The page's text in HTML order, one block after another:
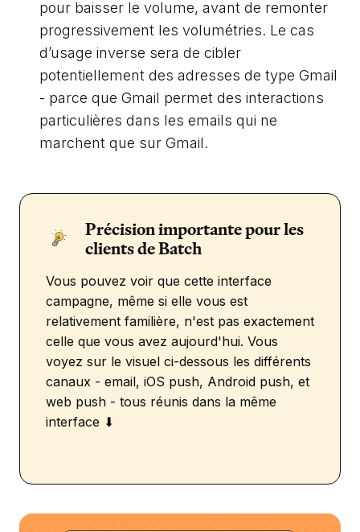
pour baisser le volume, avant de remonter
progressivement les volumétries. Le cas
d’usage inverse sera de cibler
potentiellement des adresses de type Gmail
- parce que Gmail permet des interactions
particulières dans les emails qui ne
marchent que sur Gmail.
Précision importante pour les
clients de Batch
Vous pouvez voir que cette interface
campagne, même si elle vous est
relativement familière, n'est pas exactement
celle que vous avez aujourd'hui. Vous
voyez sur le visuel ci-dessous les différents
canaux - email, iOS push, Android push, et
web push - tous réunis dans la même
interface ⬇